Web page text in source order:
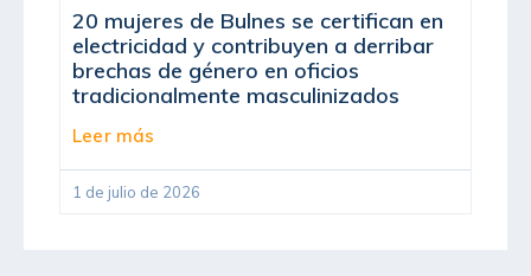
20 mujeres de Bulnes se certifican en
electricidad y contribuyen a derribar
brechas de género en oficios
tradicionalmente masculinizados
Leer más
1 de julio de 2026